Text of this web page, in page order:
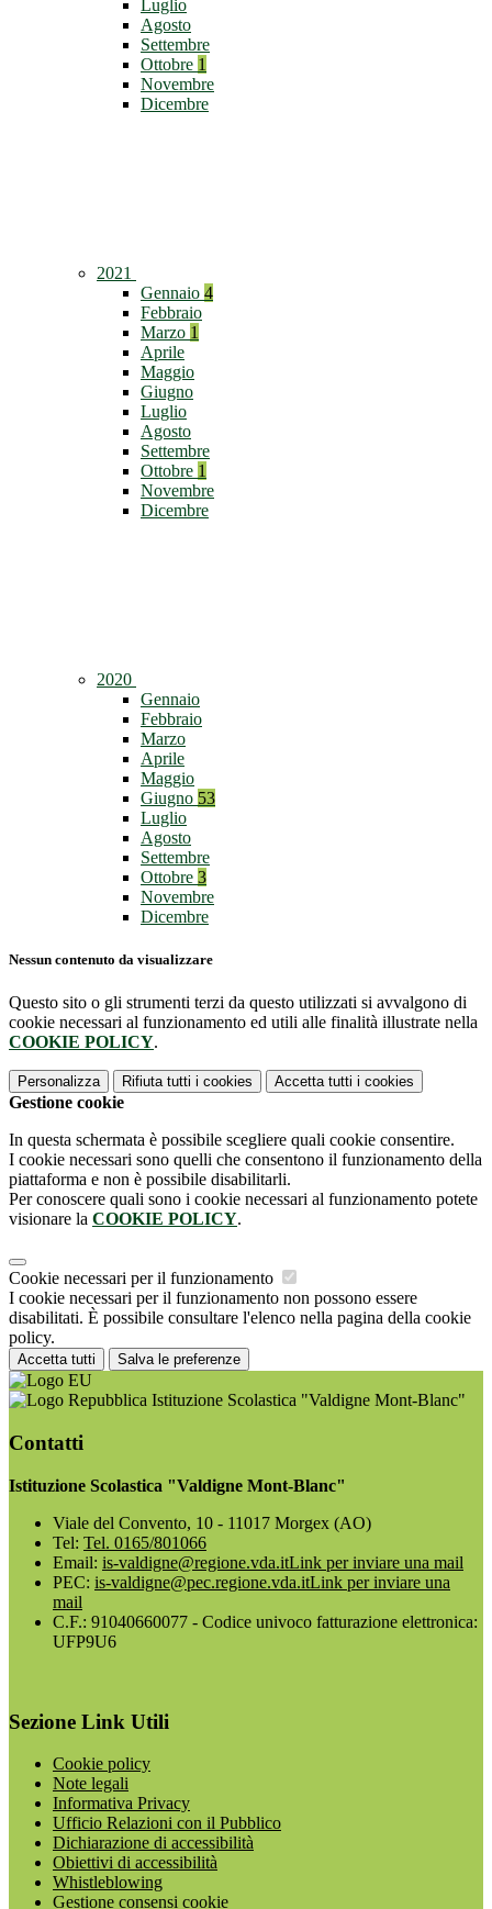
Luglio
Agosto
Settembre
Ottobre 1
Novembre
Dicembre
2021
Gennaio 4
Febbraio
Marzo 1
Aprile
Maggio
Giugno
Luglio
Agosto
Settembre
Ottobre 1
Novembre
Dicembre
2020
Gennaio
Febbraio
Marzo
Aprile
Maggio
Giugno 53
Luglio
Agosto
Settembre
Ottobre 3
Novembre
Dicembre
Nessun contenuto da visualizzare
Questo sito o gli strumenti terzi da questo utilizzati si avvalgono di
cookie necessari al funzionamento ed utili alle finalità illustrate nella
COOKIE POLICY.
Personalizza Rifiuta tutti i cookies Accetta tutti i cookies
Gestione cookie
In questa schermata è possibile scegliere quali cookie consentire.
I cookie necessari sono quelli che consentono il funzionamento della
piattaforma e non è possibile disabilitarli.
Per conoscere quali sono i cookie necessari al funzionamento potete
visionare la COOKIE POLICY.
Cookie necessari per il funzionamento
I cookie necessari per il funzionamento non possono essere
disabilitati. È possibile consultare l'elenco nella pagina della cookie
policy.
Accetta tutti Salva le preferenze
Istituzione Scolastica "Valdigne Mont-Blanc"
Contatti
Istituzione Scolastica "Valdigne Mont-Blanc"
Viale del Convento, 10 - 11017 Morgex (AO)
Tel: Tel. 0165/801066
Email: is-valdigne@regione.vda.itLink per inviare una mail
PEC: is-valdigne@pec.regione.vda.itLink per inviare una
mail
C.F.: 91040660077 - Codice univoco fatturazione elettronica:
UFP9U6
Sezione Link Utili
Cookie policy
Note legali
Informativa Privacy
Ufficio Relazioni con il Pubblico
Dichiarazione di accessibilità
Obiettivi di accessibilità
Whistleblowing
Gestione consensi cookie